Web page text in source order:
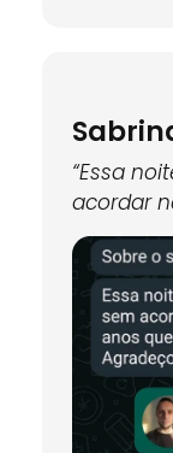
“Essa
acordar